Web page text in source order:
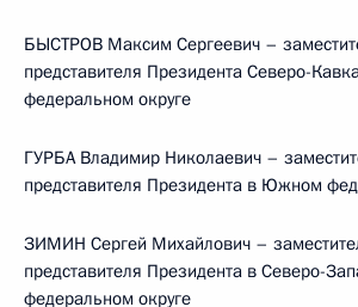
БЫСТРОВ Максим Сергеевич –
представителя Президента Северо-
федеральном округе
ГУРБА Владимир Николаевич –
представителя Президента в Южном
ЗИМИН Сергей Михайлович –
представителя Президента в Северо-
федеральном округе